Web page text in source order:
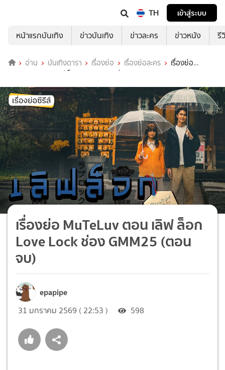
TH
เข้าสู่ระบบ
หน้าแรกบันเทิง
ข่าวบันเทิง ข่าวละคร ข่าวหนัง รี
อ่าน บันเทิงดารา เรื่องย่อ เรื่องย่อละคร
เรื่องย่อ
MuTeLuv ตอน เลิฟ ล็อก Love Lock ช่อง GMM25 (ตอนจบ)
เรื่องย่อ MuTeLuv ตอน เลิฟ ล็อก
Love Lock ช่อง GMM25 (ตอน
จบ)
epapipe
31 มกราคม 2569 ( 22:53 ) 598